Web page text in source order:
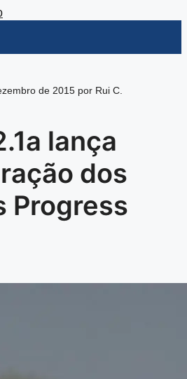
de 2015 por Rui C.
lança
dos
Progress